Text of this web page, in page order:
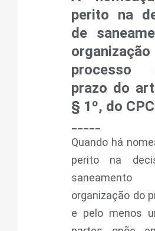
perito na
de
prazo do
§ 1º, do CPC
Quando há
perito na
organização do
e pelo menos